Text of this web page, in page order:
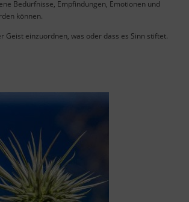
Bedürfnisse, Empfindungen, Emotionen und
können.
Geist einzuordnen, was oder dass es Sinn stiftet.